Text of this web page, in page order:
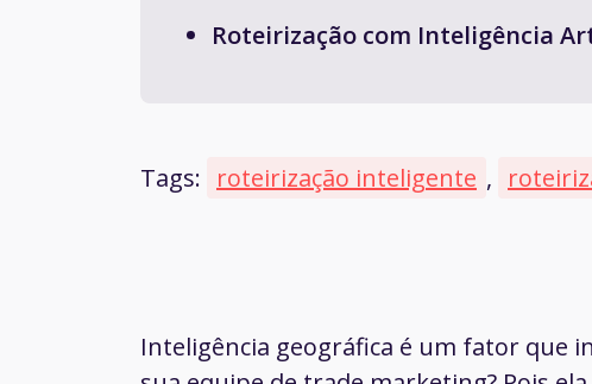
Roteirização com Inteligência
Tags: roteirização inteligente ,
Inteligência geográfica é um fator que